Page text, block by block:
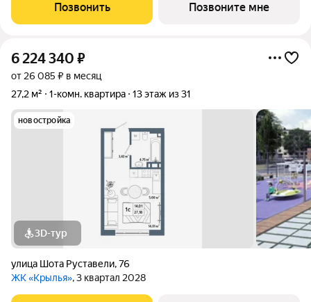
Позвонить Позвоните мне
6 224 340 ₽
от 26 085 ₽ в месяц
27,2 м²
1-комн. квартира 13 этаж из 31
новостройка
3D-тур
улица Шота Руставели,76
ЖК «Крылья», 3 квартал 2028